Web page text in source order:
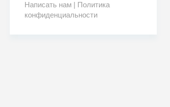
Написать нам | Политика
конфиденциальности